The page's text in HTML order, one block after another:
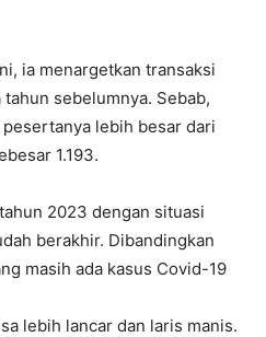
ia menargetkan transaksi
sebelumnya. Sebab,
lebih besar dari
1.193.
2023 dengan situasi
berakhir. Dibandingkan
masih ada kasus Covid-19
lebih lancar dan laris manis.